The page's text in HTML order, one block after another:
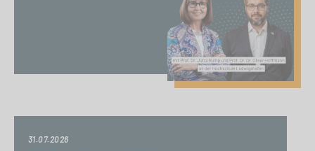
31.07.2026